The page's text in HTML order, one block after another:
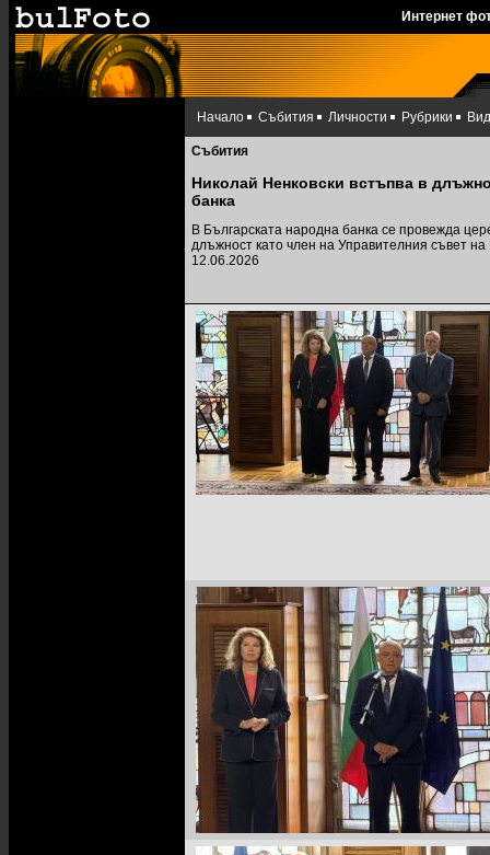
Интернет
Начало Събития Личности Рубрики
Събития
Николай Ненковски встъпва в
банка
В Българската народна банка се провежда
длъжност като член на Управителния съвет
12.06.2026